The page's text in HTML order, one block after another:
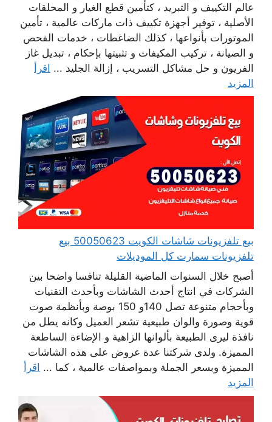
عالم التكييف و التبريد ، كتأمين قطع الغيار و المحلقات
الأصلية ، توفير أجهزة تكييف ذات ماركات عالمية ، تأمين
الموتورات بأنواعها ، كذلك الضاغطات ، خدمات الفحص
و الصيانة ، تركيب المكيفات و تثبيتها بإحكام ، تبديل غاز
الفريون و حل مشاكل التسريب ، إزالة الجليد ... اقرأ
المزيد
بيع تلفزيونات شاشات الكويت 50050623 بيع
تلفزيونات سمارت كل الموديلات
أصبح خلال السنوات الماضية القليلة تنافسا واضحا بين
الشركات في انتاج أحدث الشاشات وبأحدث التقنيات
وبأحجام متنوعة تصل 140و 150 بوصة وبأنظمة صوت
قوية وصورة والوان طبيعية تشعر العميل وكانه يطل من
نافذة ليرى الطبيعة بألوانها الزاهية و الإضاءة الساطعة
المميزة. ولدى شركتنا عدة عروض على هذه الشاشات
المميزة وبسعر الجملة وبمواصفات عالمية ، كما ... اقرأ
المزيد